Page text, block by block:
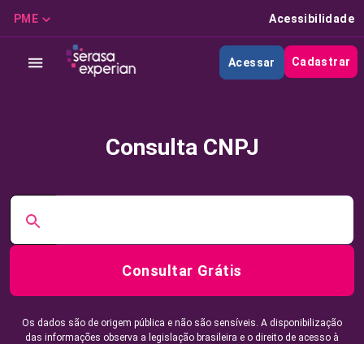
PME Acessibilidade
Acessar Cadastrar
Consulta CNPJ
Consultar Grátis
Os dados são de origem pública e não são sensíveis. A disponibilização
das informações observa a legislação brasileira e o direito de acesso à